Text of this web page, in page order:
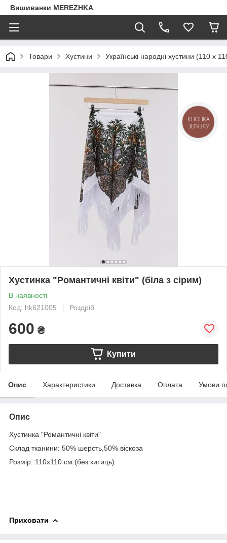
Вишиванки MEREZHKA
Товари Хустини Українські народні хустини (110 х
Хустинка "Романтичні квіти" (біла з сірим)
В наявності
Код: hk621005
Роздріб
600 ₴
Купити
Опис Характеристики Доставка Оплата Умови
Опис
Хустинка "Романтичні квіти"
Склад тканини: 50% шерсть,50% віскоза
Розмір: 110х110 см (без китиць)
Приховати
КНОПКА
ЗВ'ЯЗКУ